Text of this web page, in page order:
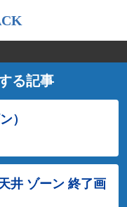
る記事
）
井 ゾーン 終了画